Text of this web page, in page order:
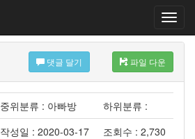
댓글 달기 파일 다운
중위분류 : 아빠방
하위분류 :
작성일 : 2020-03-17 조회수 : 2,730